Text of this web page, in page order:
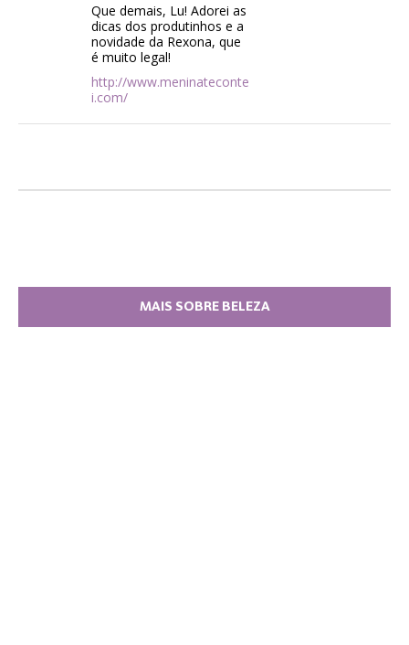
Que demais, Lu! Adorei as
dicas dos produtinhos e a
novidade da Rexona, que
é muito legal!
http://www.meninateconte
i.com/
MAIS SOBRE BELEZA